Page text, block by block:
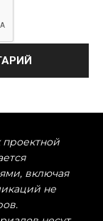
проектной
включая
не